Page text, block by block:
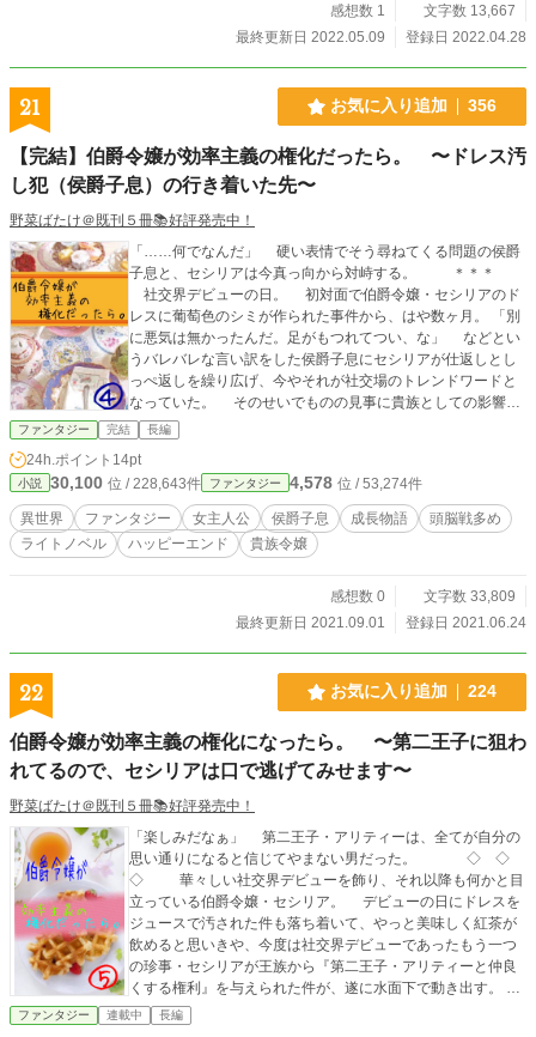
感想数 1
文字数 13,667
最終更新日 2022.05.09
登録日 2022.04.28
21 お気に入り追加 356
【完結】伯爵令嬢が効率主義の権化だったら。 〜ドレス汚
し犯（侯爵子息）の行き着いた先〜
野菜ばたけ＠既刊５冊📚好評発売中！
「……何でなんだ」 硬い表情でそう尋ねてくる問題の侯爵
子息と、セシリアは今真っ向から対峙する。 ＊＊＊
社交界デビューの日。 初対面で伯爵令嬢・セシリアのド
レスに葡萄色のシミが作られた事件から、はや数ヶ月。 「別
に悪気は無かったんだ。足がもつれてつい、な」 などとい
うバレバレな言い訳をした侯爵子息にセシリアが仕返しとし
っぺ返しを繰り広げ、今やそれが社交場のトレンドワードと
なっていた。 そのせいでものの見事に貴族としての影響力
を失いつつある侯爵家。 そんな彼らを尻目に、セシリアは
平和な日々を送っていたのだが……？ やってくる侯爵子
息。 待ち受けるセシリア。 彼女の後ろに控える執事・ゼ
ルゼンに……意味もなく巻き込まれるセシリアの友人・レガ
シー。 それぞれの思いが交錯し、ついに何かが変化する。
『効率主義な令嬢シリーズ』侯爵子息編、ついに完結。
◇ ◆ ◇ 最低限の『貴族の義務』は果たしたい。 でもそ
はそんな願望を抱く令嬢が、何故か自分の周りで次々に巻き
起こる『面倒』を次々へと蹴散らせていく物語・『効率主義
けます。 もし「きちんと本作を最初から読みたい」と思っ
てくださった方が居れば、第2部から読み進める事をオススメ
ません） 以下のリンクを、それぞれ画面下部（この画面で
は目次の下、各話画面では「お気に入りへの登録」ボタンの
●本シリーズをより楽しんで頂ける『各話執筆裏話』へのリ
ンク
ファンタジー 完結 長編
24h.ポイント 14pt
小説 30,100 位 / 228,643件 ファンタジー 4,578 位 / 53,274件
異世界 ファンタジー 女主人公 侯爵子息 成長物語
頭脳戦多め
ライトノベル
ハッピーエンド 貴族令嬢
感想数 0
文字数 33,809
最終更新日 2021.09.01
登録日 2021.06.24
22 お気に入り追加 224
伯爵令嬢が効率主義の権化になったら。 〜第二王子に狙わ
れてるので、セシリアは口で逃げてみせます〜
野菜ばたけ＠既刊５冊📚好評発売中！
「楽しみだなぁ」 第二王子・アリティーは、全てが自分の
思い通りになると信じてやまない男だった。 ◇ ◇
◇ 華々しい社交界デビューを飾り、それ以降も何かと目
立っている伯爵令嬢・セシリア。 デビューの日にドレスを
ジュースで汚された件も落ち着いて、やっと美味しく紅茶が
飲めると思いきや、今度は社交界デビューであったもう一つ
の珍事・セシリアが王族から『第二王子・アリティーと仲良
くする権利』を与えられた件が、遂に水面下で動き出す。
今度の相手は、めげない曲者権力者。 そんな彼に、義務
以外の無興味事は全てゴミ箱にポイしたい伯爵令嬢・セシリ
ファンタジー 連載中 長編